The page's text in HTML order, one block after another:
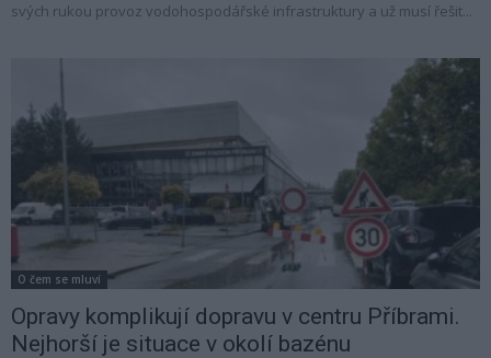
svých rukou provoz vodohospodářské infrastruktury a už musí řešit...
O čem se mluví
Opravy komplikují dopravu v centru Příbrami.
Nejhorší je situace v okolí bazénu